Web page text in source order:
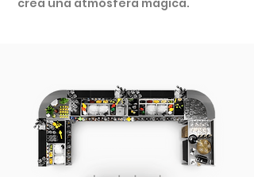
crea una atmósfera mágica.